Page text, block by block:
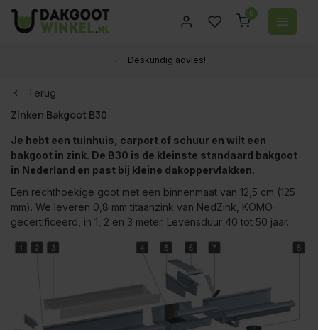
0
Deskundig advies!
Terug
Zinken Bakgoot B30
Je hebt een tuinhuis, carport of schuur en wilt een
bakgoot in zink. De B30 is de kleinste standaard bakgoot
in Nederland en past bij kleine dakoppervlakken.
Een rechthoekige goot met een binnenmaat van 12,5 cm (125
mm). We leveren 0,8 mm titaanzink van NedZink, KOMO-
gecertificeerd, in 1, 2 en 3 meter. Levensduur 40 tot 50 jaar.